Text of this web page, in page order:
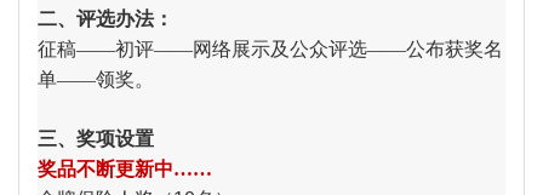
二、评选办法：
征稿——初评——网络展示及公众评选——公布获奖名
单——领奖。
三、奖项设置
奖品不断更新中……